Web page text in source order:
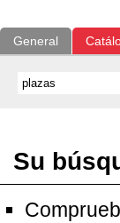
General
Su